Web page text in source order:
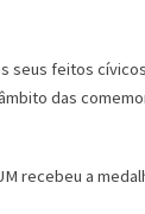
seus feitos
das
recebeu a